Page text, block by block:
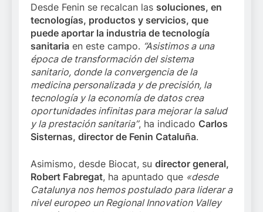
Desde Fenin se recalcan las soluciones, en
tecnologías, productos y servicios, que
puede aportar la industria de tecnología
sanitaria en este campo. “Asistimos a una
época de transformación del sistema
sanitario, donde la convergencia de la
medicina personalizada y de precisión, la
tecnología y la economía de datos crea
oportunidades infinitas para mejorar la salud
y la prestación sanitaria”, ha indicado Carlos
Sisternas, director de Fenin Cataluña.
Asimismo, desde Biocat, su director general,
Robert Fabregat, ha apuntado que «desde
Catalunya nos hemos postulado para liderar a
nivel europeo un Regional Innovation Valley